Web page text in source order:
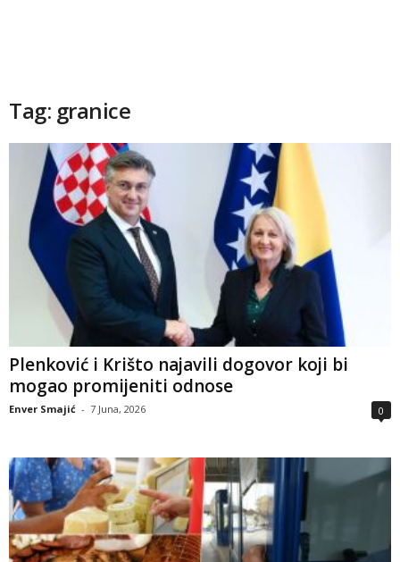
Tag: granice
Plenković i Krišto najavili dogovor koji bi
mogao promijeniti odnose
Enver Smajić - 7 Juna, 2026 0